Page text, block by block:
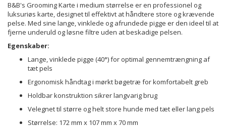
B&B's Grooming Karte i medium størrelse er en professionel og
luksuriøs karte, designet til effektivt at håndtere store og krævende
pelse. Med sine lange, vinklede og afrundede pigge er den ideel til at
fjerne underuld og løsne filtre uden at beskadige pelsen.
Egenskaber:
Lange, vinklede pigge (40°) for optimal gennemtrængning af
tæt pels
Ergonomisk håndtag i mørkt bøgetræ for komfortabelt greb
Holdbar konstruktion sikrer langvarig brug
Velegnet til større og helt store hunde med tæt eller lang pels
Størrelse: 172 mm x 107 mm x 70 mm